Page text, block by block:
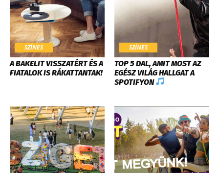
SZÍNES
A BAKELIT VISSZATÉRT ÉS A
FIATALOK IS RÁKATTANTAK!
SZÍNES
TOP 5 DAL, AMIT MOST AZ
EGÉSZ VILÁG HALLGAT A
SPOTIFYON